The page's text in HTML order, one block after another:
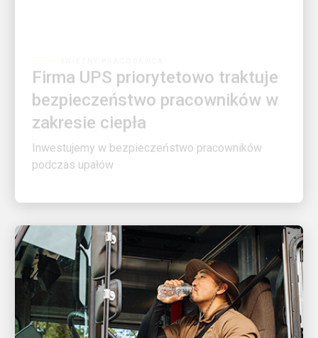
bezpieczeństwo pracowników w
zakresie ciepła
Inwestujemy w bezpieczeństwo pracowników
podczas upałów